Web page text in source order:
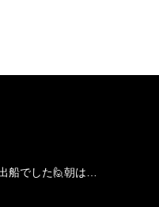
船でした🙋朝は…